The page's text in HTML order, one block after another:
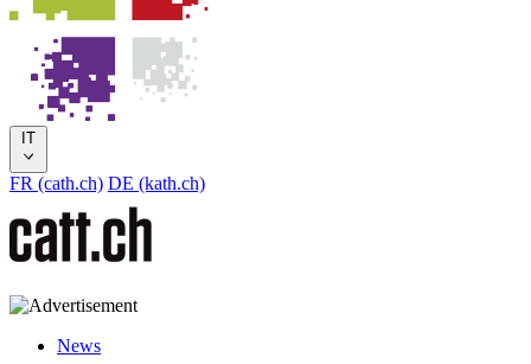
IT
FR (cath.ch) DE (kath.ch)
News